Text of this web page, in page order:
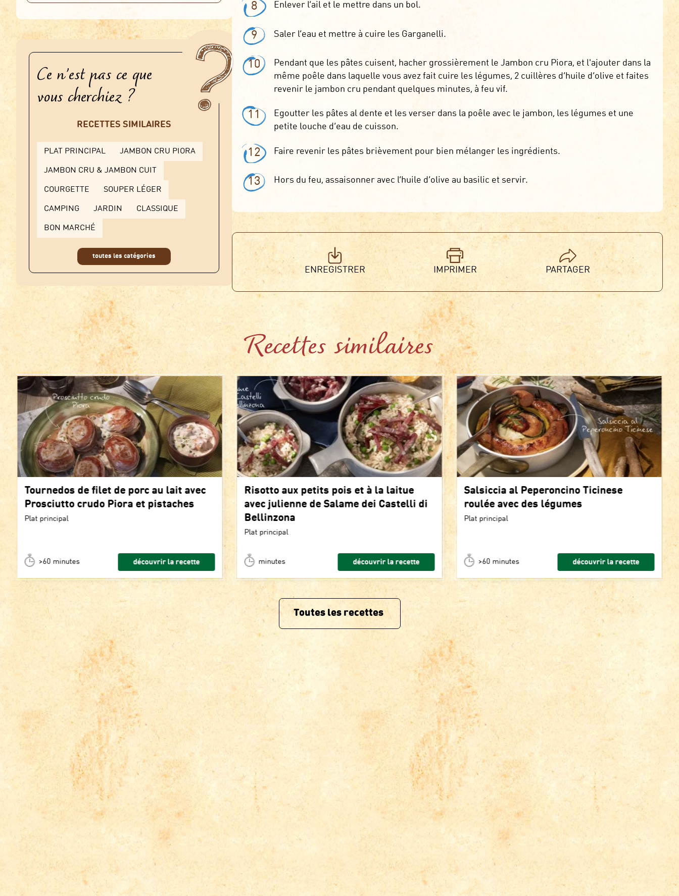
Ce n'est pas ce que
vous cherchiez ?
RECETTES SIMILAIRES
PLAT PRINCIPAL JAMBON CRU PIORA
JAMBON CRU & JAMBON CUIT
COURGETTE SOUPER LÉGER
CAMPING JARDIN CLASSIQUE
BON MARCHÉ
toutes les catégories
8 Enlever l’ail et le mettre dans un bol.
9 Saler l’eau et mettre à cuire les Garganelli.
10
Pendant que les pâtes cuisent, hacher grossièrement le Jambon cru Piora, et l'ajouter dans la
même poêle dans laquelle vous avez fait cuire les légumes, 2 cuillères d’huile d’olive et faites
revenir le jambon cru pendant quelques minutes, à feu vif.
11
Egoutter les pâtes al dente et les verser dans la poêle avec le jambon, les légumes et une
petite louche d’eau de cuisson.
12 Faire revenir les pâtes brièvement pour bien mélanger les ingrédients.
13 Hors du feu, assaisonner avec l’huile d’olive au basilic et servir.
ENREGISTRER IMPRIMER PARTAGER
Recettes similaires
Tournedos de filet de porc au lait avec
Prosciutto crudo Piora et pistaches
Plat principal
>60 minutes découvrir la recette
Risotto aux petits pois et à la laitue
avec julienne de Salame dei Castelli di
Bellinzona
Plat principal
minutes découvrir la recette
Salsiccia al Peperoncino Ticinese
roulée avec des légumes
Plat principal
>60 minutes découvrir la recette
Toutes les recettes